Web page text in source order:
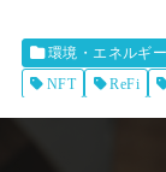
環境・エネルギー
NFT
ReFi